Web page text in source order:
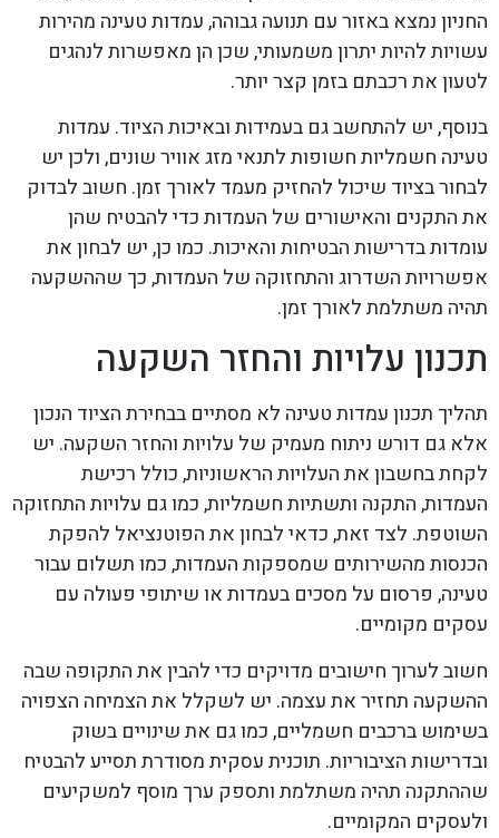
החניון נמצא באזור עם תנועה גבוהה, עמדות טעינה מהירות
עשויות להיות יתרון משמעותי, שכן הן מאפשרות לנהגים
לטעון את רכבתם בזמן קצר יותר.
בנוסף, יש להתחשב גם בעמידות ובאיכות הציוד. עמדות
טעינה חשמליות חשופות לתנאי מזג אוויר שונים, ולכן יש
לבחור בציוד שיכול להחזיק מעמד לאורך זמן. חשוב לבדוק
את התקנים והאישורים של העמדות כדי להבטיח שהן
עומדות בדרישות הבטיחות והאיכות. כמו כן, יש לבחון את
אפשרויות השדרוג והתחזוקה של העמדות, כך שההשקעה
תהיה משתלמת לאורך זמן.
תכנון עלויות והחזר השקעה
תהליך תכנון עמדות טעינה לא מסתיים בבחירת הציוד הנכון
אלא גם דורש ניתוח מעמיק של עלויות והחזר השקעה. יש
לקחת בחשבון את העלויות הראשוניות, כולל רכישת
העמדות, התקנה ותשתיות חשמליות, כמו גם עלויות התחזוקה
השוטפת. לצד זאת, כדאי לבחון את הפוטנציאל להפקת
הכנסות מהשירותים שמספקות העמדות, כמו תשלום עבור
טעינה, פרסום על מסכים בעמדות או שיתופי פעולה עם
עסקים מקומיים.
חשוב לערוך חישובים מדויקים כדי להבין את התקופה שבה
ההשקעה תחזיר את עצמה. יש לשקלל את הצמיחה הצפויה
בשימוש ברכבים חשמליים, כמו גם את שינויים בשוק
ובדרישות הציבוריות. תוכנית עסקית מסודרת תסייע להבטיח
שההתקנה תהיה משתלמת ותספק ערך מוסף למשקיעים
ולעסקים המקומיים.